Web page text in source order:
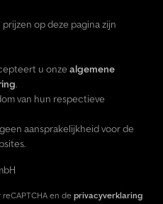
op deze pagina zijn
u onze algemene
.
van hun respectieve
aansprakelijkheid voor de
en de privacyverklaring